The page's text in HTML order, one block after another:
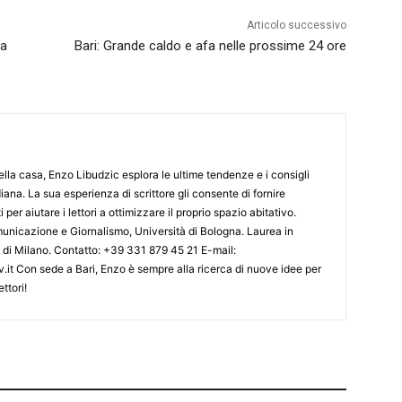
Articolo successivo
Bari: Grande caldo e afa nelle prossime 24 ore
casa, Enzo Libudzic esplora le ultime tendenze e i consigli
La sua esperienza di scrittore gli consente di fornire
per aiutare i lettori a ottimizzare il proprio spazio abitativo.
e Giornalismo, Università di Bologna. Laurea in
Milano. Contatto: +39 331 879 45 21 E-mail:
Con sede a Bari, Enzo è sempre alla ricerca di nuove idee per